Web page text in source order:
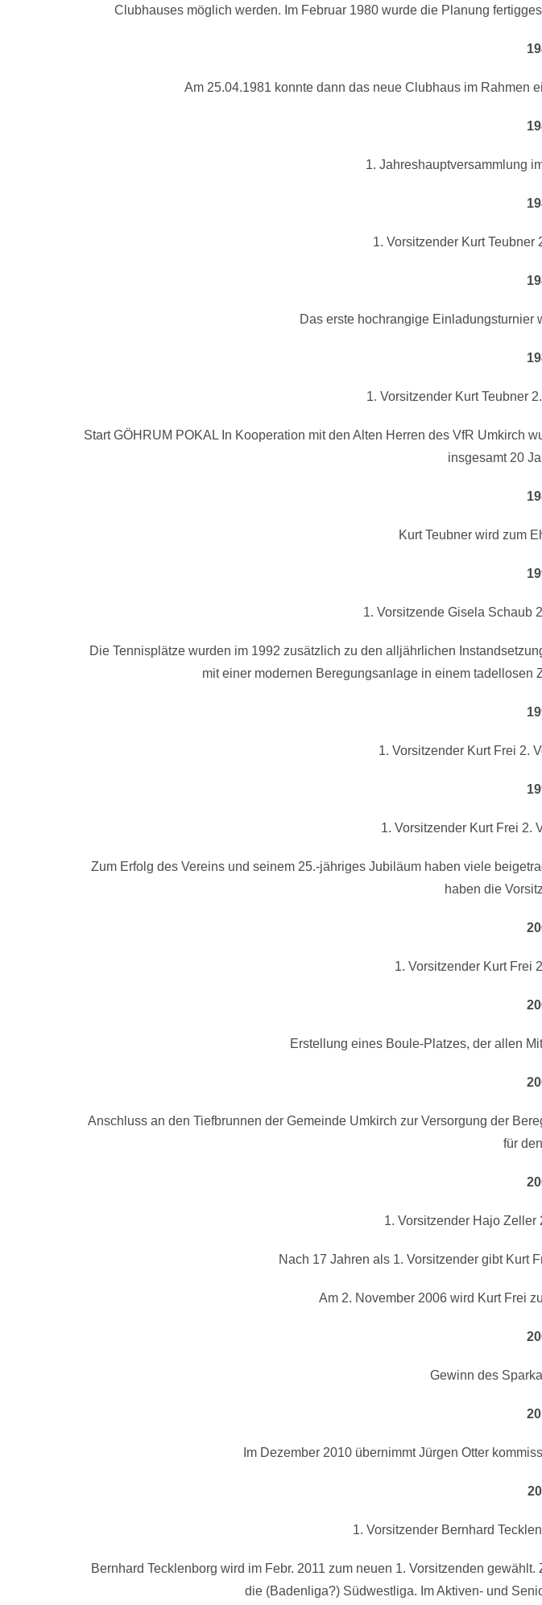
Clubhauses möglich werden. Im Februar 1980 wurde die Planung
Am 25.04.1981 konnte dann das neue Clubhaus im Rahmen
1. Jahreshauptversammlung
1. Vorsitzender Kurt Teubner
Das erste hochrangige Einladungsturnier
1. Vorsitzender Kurt Teubner
Start GÖHRUM POKAL In Kooperation mit den Alten Herren des VfR Umkirch
insgesamt 20
Kurt Teubner wird zum
1. Vorsitzende Gisela Schaub
Die Tennisplätze wurden im 1992 zusätzlich zu den alljährlichen
mit einer modernen Beregungsanlage in einem tadellosen
1. Vorsitzender Kurt Frei 2.
1. Vorsitzender Kurt Frei 2.
Zum Erfolg des Vereins und seinem 25.-jähriges Jubiläum haben viele
haben die
1. Vorsitzender Kurt Frei
Erstellung eines Boule-Platzes, der allen
Anschluss an den Tiefbrunnen der Gemeinde Umkirch zur Versorgung der
für
1. Vorsitzender Hajo Zeller
Nach 17 Jahren als 1. Vorsitzender gibt Kurt
Am 2. November 2006 wird Kurt Frei
Gewinn des
Im Dezember 2010 übernimmt Jürgen Otter
1. Vorsitzender Bernhard
Bernhard Tecklenborg wird im Febr. 2011 zum neuen 1. Vorsitzenden
die (Badenliga?) Südwestliga. Im Aktiven- und